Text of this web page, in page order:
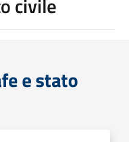
civile
e stato